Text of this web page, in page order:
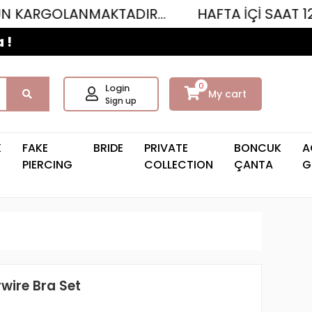
HAFTA İÇİ SAAT 12.00'YE
!
Login
Sign up
0
My cart
FAKE
PIERCING
BRIDE
PRIVATE
COLLECTION
BONCUK
ÇANTA
Bra Set